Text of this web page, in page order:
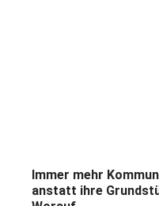
Immer mehr
anstatt ihre